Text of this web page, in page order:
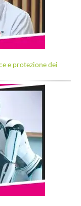
e protezione dei